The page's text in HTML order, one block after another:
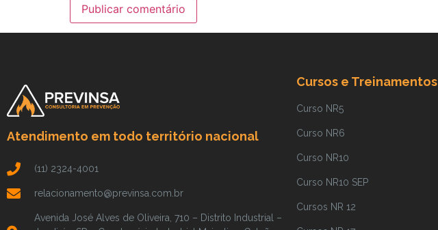
Atendimento em todo território nacional
(11) 2324-4001
relacionamento@previnsa.com.br
Avenida José Alves de Oliveira, 710 – Distrito Industrial –
Cursos e Treinamentos
Curso NR5
Curso NR6
Curso NR10
Curso NR10 SEP
Cursos NR 12